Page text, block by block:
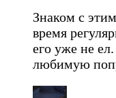
Знаком с
время
его уже не
любимую